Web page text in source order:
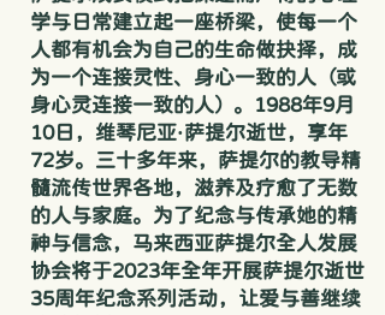
学与日常建立起一座桥梁，使每一个
人都有机会为自己的生命做抉择，成
为一个连接灵性、身心一致的人（或
身心灵连接一致的人）。1988年9月
10日，维琴尼亚·萨提尔逝世，享年
72岁。三十多年来，萨提尔的教导精
髓流传世界各地，滋养及疗愈了无数
的人与家庭。为了纪念与传承她的精
神与信念，马来西亚萨提尔全人发展
协会将于2023年全年开展萨提尔逝世
35周年纪念系列活动，让爱与善继续